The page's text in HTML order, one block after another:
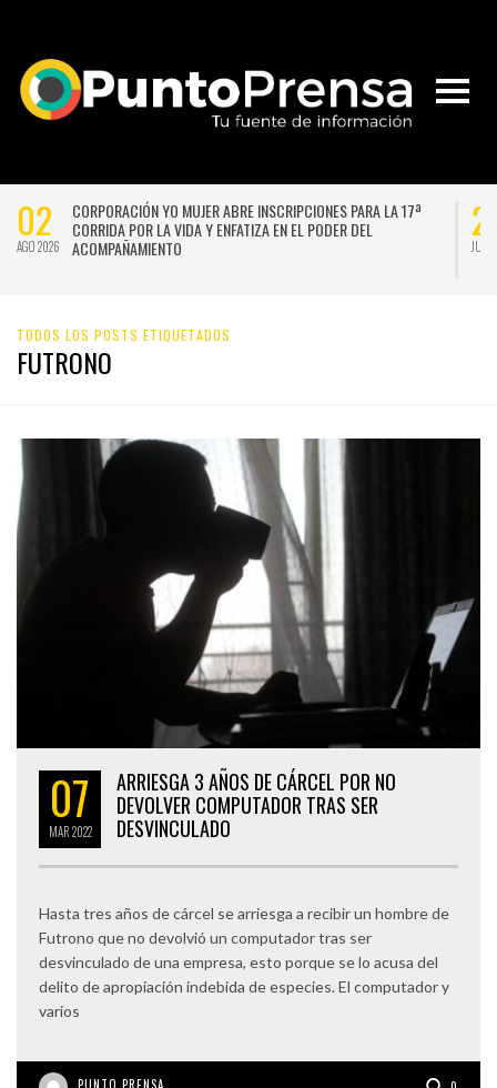
02
AGO 2026
CORPORACIÓN YO MUJER ABRE INSCRIPCIONES PARA LA 17ª
CORRIDA POR LA VIDA Y ENFATIZA EN EL PODER DEL
ACOMPAÑAMIENTO
JUL
TODOS LOS POSTS ETIQUETADOS
FUTRONO
07
MAR2022
ARRIESGA 3 AÑOS DE CÁRCEL POR NO
DEVOLVER COMPUTADOR TRAS SER
DESVINCULADO
Hasta tres años de cárcel se arriesga a recibir un hombre de
Futrono que no devolvió un computador tras ser
desvinculado de una empresa, esto porque se lo acusa del
delito de apropiación indebida de especies. El computador y
varios
PUNTO PRENSA